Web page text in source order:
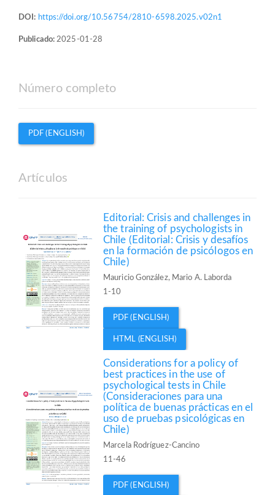
DOI: https://doi.org/10.56754/2810-6598.2025.v02n1
Publicado:2025-01-28
Número completo
PDF (ENGLISH)
Artículos
Editorial: Crisis and challenges in
the training of psychologists in
Chile (Editorial: Crisis y desafíos
en la formación de psicólogos en
Chile)
Mauricio González, Mario A. Laborda
1-10
PDF (ENGLISH)
HTML (ENGLISH)
Considerations for a policy of
best practices in the use of
psychological tests in Chile
(Consideraciones para una
política de buenas prácticas en el
uso de pruebas psicológicas en
Chile)
Marcela Rodríguez-Cancino
11-46
PDF (ENGLISH)